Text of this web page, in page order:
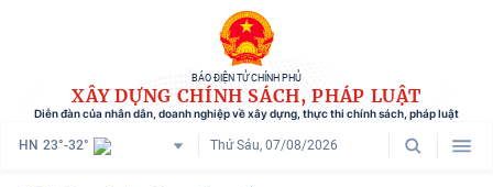
BÁO ĐIỆN TỬ CHÍNH PHỦ
XÂY DỰNG CHÍNH SÁCH, PHÁP LUẬT
Diễn đàn của nhân dân, doanh nghiệp về xây dựng, thực thi chính sách, pháp luật
HN 23°-32° Thứ Sáu, 07/08/2026